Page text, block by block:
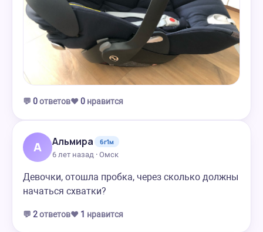
💬 0ответов❤️ 0 нравится
А Альмира
6г1м
6 лет назад · Омск
Девочки, отошла пробка, через сколько должны
начаться схватки?
💬 2ответов❤️ 1 нравится